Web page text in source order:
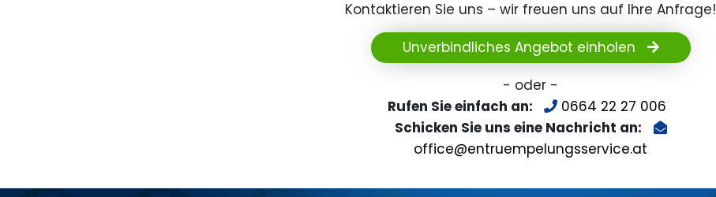
Kontaktieren Sie uns – wir freuen uns auf Ihre Anfrage!
Unverbindliches Angebot einholen
- oder -
Rufen Sie einfach an:
0664 22 27 006
Schicken Sie uns eine Nachricht an:
office@entruempelungsservice.at